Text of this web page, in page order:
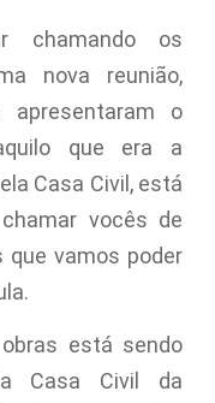
chamando os
nova reunião,
apresentaram o
que era a
Casa Civil, está
vocês de
que vamos poder
está sendo
Casa Civil da